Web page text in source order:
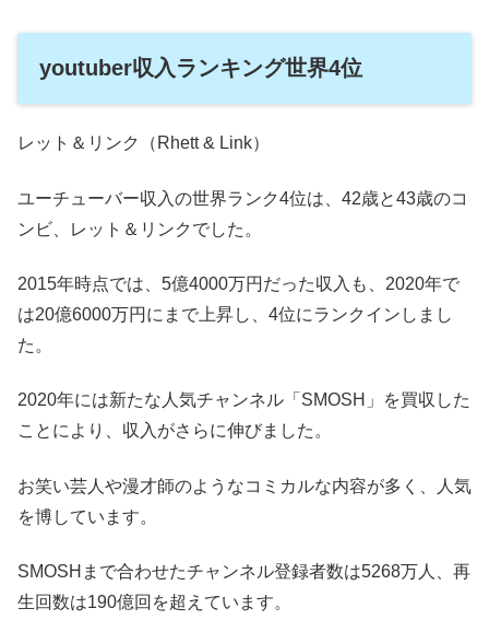
youtuber収入ランキング世界4位
レット＆リンク（Rhett & Link）
ユーチューバー収入の世界ランク4位は、42歳と43歳のコ
ンビ、レット＆リンクでした。
2015年時点では、5億4000万円だった収入も、2020年で
は20億6000万円にまで上昇し、4位にランクインしまし
た。
2020年には新たな人気チャンネル「SMOSH」を買収した
ことにより、収入がさらに伸びました。
お笑い芸人や漫才師のようなコミカルな内容が多く、人気
を博しています。
SMOSHまで合わせたチャンネル登録者数は5268万人、再
生回数は190億回を超えています。